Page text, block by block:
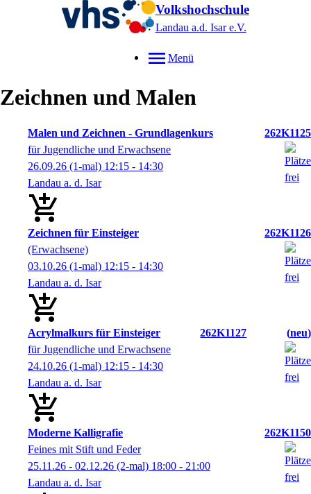
Volkshochschule
Landau a.d. Isare.V.
Menü
Zeichnen und Malen
Malen und Zeichnen - Grundlagenkurs
262K1125
für Jugendliche und Erwachsene
26.09.26 (1-mal) 12:15 - 14:30
Landau a. d. Isar
Zeichnen für Einsteiger
262K1126
(Erwachsene)
03.10.26 (1-mal) 12:15 - 14:30
Landau a. d. Isar
Acrylmalkurs für Einsteiger 262K1127
neu
für Jugendliche und Erwachsene
24.10.26 (1-mal) 12:15 - 14:30
Landau a. d. Isar
Moderne Kalligrafie
262K1150
Feines mit Stift und Feder
25.11.26 - 02.12.26 (2-mal) 18:00 - 21:00
Landau a. d. Isar